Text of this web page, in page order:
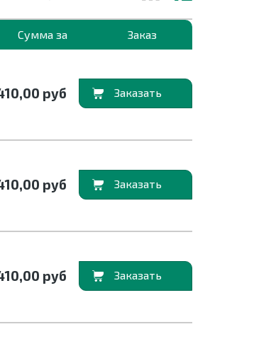
Сумма за Заказ
руб
В корзину
руб
В корзину
руб
В корзину